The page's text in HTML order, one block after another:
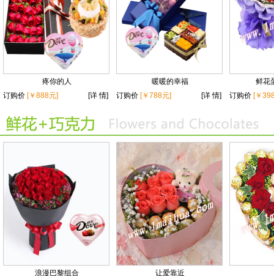
疼你的人
订购价 [￥888元] [详 情]
暖暖的幸福
订购价 [￥788元] [详 情]
鲜花
订购价 [￥
浪漫巴黎组合 让爱靠近